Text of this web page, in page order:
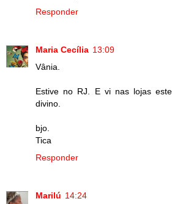
Responder
Maria Cecília 13:09
Vânia.
Estive no RJ. E vi nas lojas
divino.
bjo.
Tica
Responder
Marilú 14:24